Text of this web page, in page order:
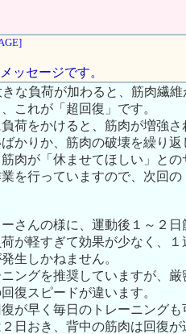
ッセージです。
な負荷が加わると、筋肉繊
これが「超回復」です。
荷をかけると、筋肉が増強
ばかりか、筋肉の破壊を繰り
肉が「休ませてほしい」と
を行っていますので、次回
さんの様に、運動後１～２
が軽すぎて効果が少なく、
生しかねません。
ングを推奨していますが、
復スピードが違います。
が早く毎日のトレーニング
日おき、背中の筋肉は回復